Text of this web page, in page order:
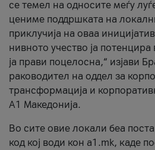
се темел на односите меѓу
цениме поддршката на
приклучија на оваа
нивното учество ја
ја прави поцелосна,“ изјави
раководител на оддел за
трансформација и
А1 Македонија.
Во сите овие локали беа
код кој води кон a1.mk, каде